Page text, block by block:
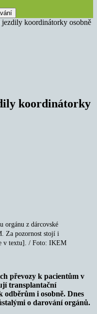
koordinátorky osobně
koordinátorky
orgánu z dárcovské
Za pozornost stojí i
v textu]. / Foto: IKEM
převozy k pacientům v
transplantační
i osobně. Dnes
o darování orgánů.